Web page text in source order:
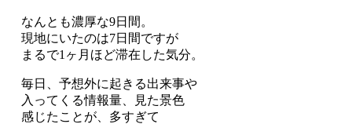
なんとも濃厚な9日間。
現地にいたのは7日間ですが
まるで1ヶ月ほど滞在した気分。
毎日、予想外に起きる出来事や
入ってくる情報量、見た景色
感じたことが、多すぎて